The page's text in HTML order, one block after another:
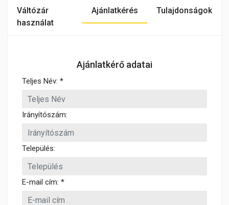
Váltózár
használat
Ajánlatkérés Tulajdonságok
Ajánlatkérő adatai
Teljes Név: *
Irányítószám:
Település:
E-mail cím: *